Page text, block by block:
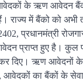
आवेदकों के ऋण आवेदन
राज्य में बैंको को
प्रधानमंत्री
प्राप्त हुए है। कुल
ऋण आवेदनों के
आवेदकों का बैंकों के